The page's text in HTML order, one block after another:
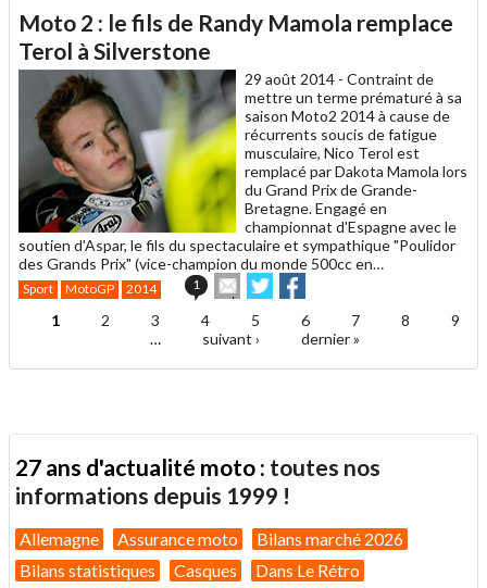
à
Moto 2 : le fils de Randy Mamola remplace
Terol à Silverstone
29 août 2014 - Contraint de
mettre un terme prématuré à sa
saison Moto2 2014 à cause de
récurrents soucis de fatigue
musculaire, Nico Terol est
remplacé par Dakota Mamola lors
du Grand Prix de Grande-
Bretagne. Engagé en
championnat d'Espagne avec le
soutien d'Aspar, le fils du spectaculaire et sympathique "Poulidor
des Grands Prix" (vice-champion du monde 500cc en…
Sport MotoGP 2014 1
Envoyer
cet
article
à
ami
Partager
sur
Twitter
sur
Facebook
Pages
1 2 3 4 5 6 7 8
9
…
suivant › dernier »
27 ans d'actualité moto : toutes nos
informations depuis 1999 !
Allemagne Assurance moto
Bilans marché 2026
Bilans statistiques
Casques Dans Le Rétro